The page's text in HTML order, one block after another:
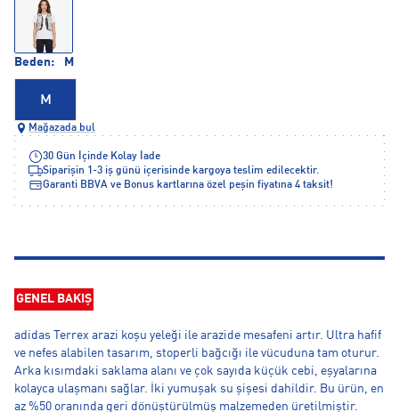
Beden: M
M
Mağazada bul
30 Gün İçinde Kolay İade
Siparişin 1-3 iş günü içerisinde kargoya teslim edilecektir.
Garanti BBVA ve Bonus kartlarına özel peşin fiyatına 4 taksit!
GENEL BAKIŞ
adidas Terrex arazi koşu yeleği ile arazide mesafeni artır. Ultra hafif
ve nefes alabilen tasarım, stoperli bağcığı ile vücuduna tam oturur.
Arka kısımdaki saklama alanı ve çok sayıda küçük cebi, eşyalarına
kolayca ulaşmanı sağlar. İki yumuşak su şişesi dahildir. Bu ürün, en
az %50 oranında geri dönüştürülmüş malzemeden üretilmiştir.